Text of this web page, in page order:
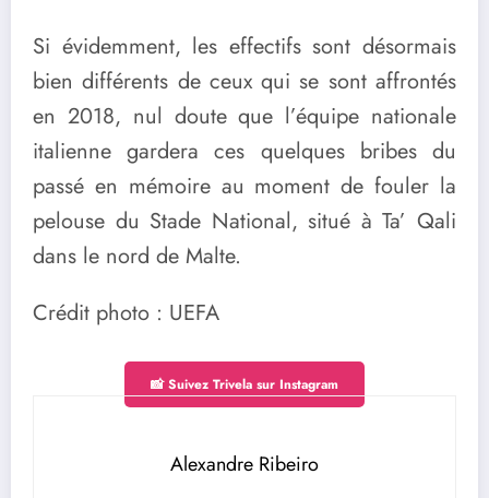
Si évidemment, les effectifs sont désormais
bien différents de ceux qui se sont affrontés
en 2018, nul doute que l’équipe nationale
italienne gardera ces quelques bribes du
passé en mémoire au moment de fouler la
pelouse du Stade National, situé à Ta’ Qali
dans le nord de Malte.
Crédit photo : UEFA
📸 Suivez Trivela sur Instagram
Alexandre Ribeiro